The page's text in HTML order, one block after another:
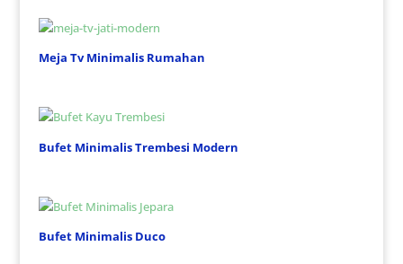
Meja Tv Minimalis Rumahan
Bufet Minimalis Trembesi Modern
Bufet Minimalis Duco